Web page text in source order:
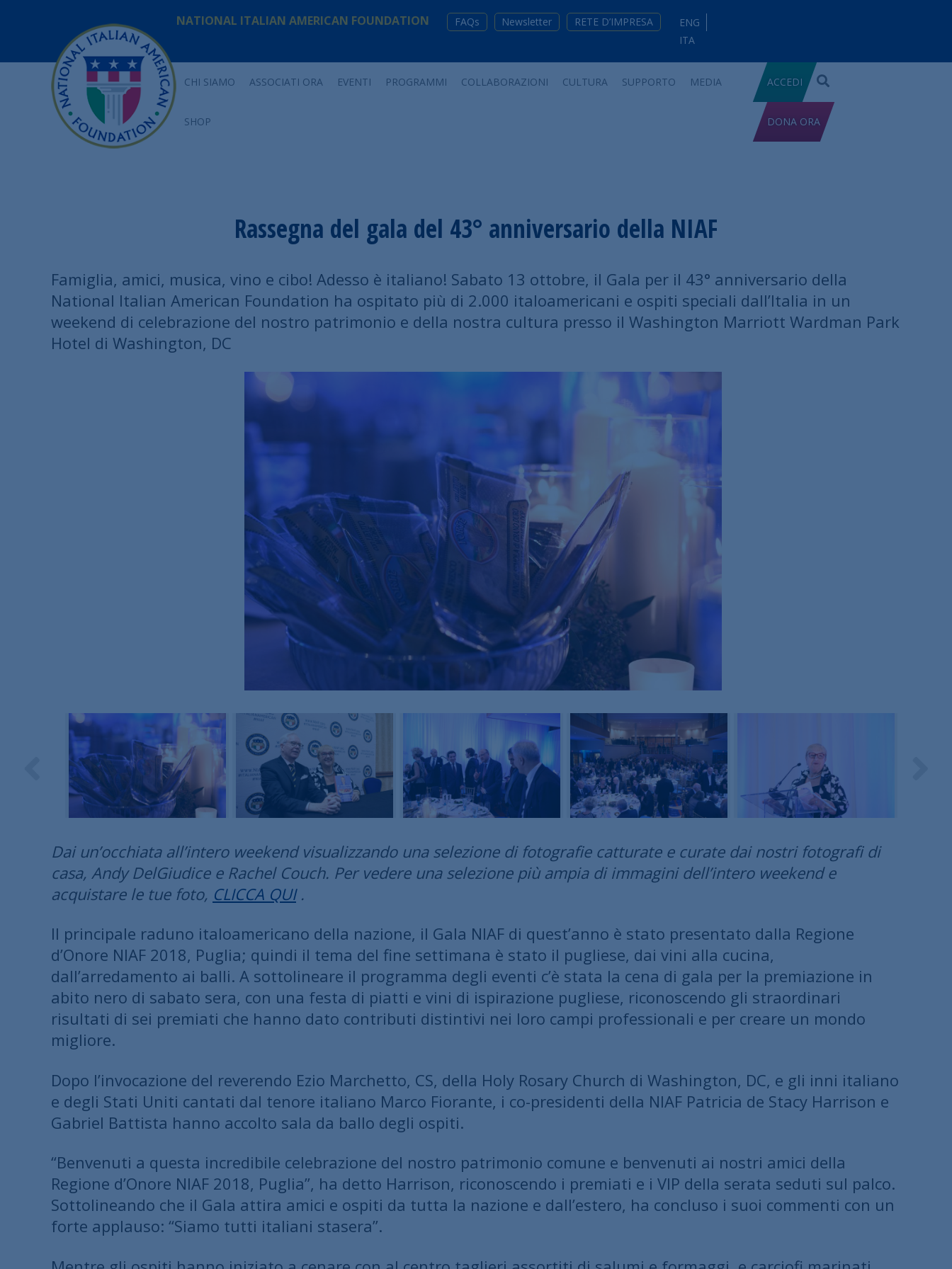
NATIONAL ITALIAN AMERICAN FOUNDATION FAQs Newsletter RETE D’IMPRESA
ENG
ITA
CHI SIAMO ASSOCIATI ORA EVENTI PROGRAMMI COLLABORAZIONI CULTURA SUPPORTO MEDIA
SHOP
ACCEDI
DONA ORA
Rassegna del gala del 43° anniversario della NIAF
Famiglia, amici, musica, vino e cibo! Adesso è italiano! Sabato 13 ottobre, il Gala per il 43° anniversario della
National Italian American Foundation ha ospitato più di 2.000 italoamericani e ospiti speciali dall’Italia in un
weekend di celebrazione del nostro patrimonio e della nostra cultura presso il Washington Marriott Wardman Park
Hotel di Washington, DC
Dai un’occhiata all’intero weekend visualizzando una selezione di fotografie catturate e curate dai nostri fotografi di
casa, Andy DelGiudice e Rachel Couch. Per vedere una selezione più ampia di immagini dell’intero weekend e
acquistare le tue foto, CLICCA QUI.
Il principale raduno italoamericano della nazione, il Gala NIAF di quest’anno è stato presentato dalla Regione
d’Onore NIAF 2018, Puglia; quindi il tema del fine settimana è stato il pugliese, dai vini alla cucina,
dall’arredamento ai balli. A sottolineare il programma degli eventi c’è stata la cena di gala per la premiazione in
abito nero di sabato sera, con una festa di piatti e vini di ispirazione pugliese, riconoscendo gli straordinari
risultati di sei premiati che hanno dato contributi distintivi nei loro campi professionali e per creare un mondo
migliore.
Dopo l’invocazione del reverendo Ezio Marchetto, CS, della Holy Rosary Church di Washington, DC, e gli inni italiano
e degli Stati Uniti cantati dal tenore italiano Marco Fiorante, i co-presidenti della NIAF Patricia de Stacy Harrison e
Gabriel Battista hanno accolto sala da ballo degli ospiti.
“Benvenuti a questa incredibile celebrazione del nostro patrimonio comune e benvenuti ai nostri amici della
Regione d’Onore NIAF 2018, Puglia”, ha detto Harrison, riconoscendo i premiati e i VIP della serata seduti sul palco.
Sottolineando che il Gala attira amici e ospiti da tutta la nazione e dall’estero, ha concluso i suoi commenti con un
forte applauso: “Siamo tutti italiani stasera”.